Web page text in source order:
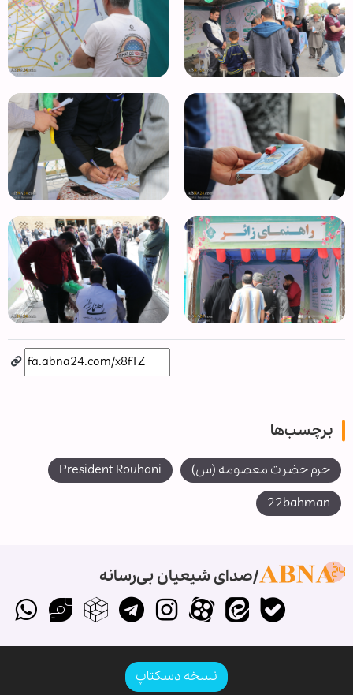
برچسب‌ها
حرم حضرت معصومه (س)
President Rouhani
22bahman
صدای شیعیان بی‌رسانه
نسخه دسکتاپ